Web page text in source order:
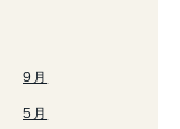
9月
5月